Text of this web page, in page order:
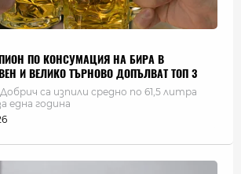
ПО КОНСУМАЦИЯ НА БИРА В
И ВЕЛИКО ТЪРНОВО ДОПЪЛВАТ ТОП 3
са изпили средно по 61,5 литра
една година